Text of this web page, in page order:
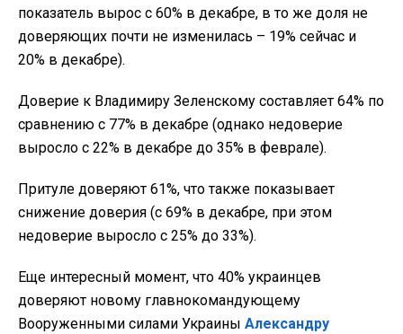
показатель вырос с 60% в декабре, в то же доля не
доверяющих почти не изменилась – 19% сейчас и
20% в декабре).
Доверие к Владимиру Зеленскому составляет 64% по
сравнению с 77% в декабре (однако недоверие
выросло с 22% в декабре до 35% в феврале).
Притуле доверяют 61%, что также показывает
снижение доверия (с 69% в декабре, при этом
недоверие выросло с 25% до 33%).
Еще интересный момент, что 40% украинцев
доверяют новому главнокомандующему
Вооруженными силами Украины Александру